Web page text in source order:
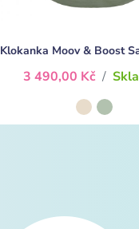
Klokanka Moov & Boost
3 490,00 Kč /